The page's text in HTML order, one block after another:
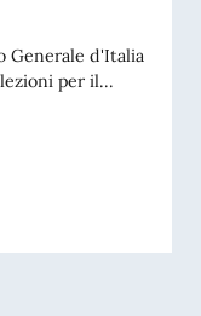
Generale d'Italia
per il...